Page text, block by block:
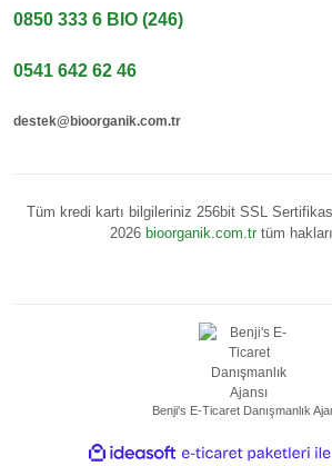
0850 333 6 BIO (246)
0541 642 62 46
destek@bioorganik.com.tr
Tüm kredi kartı bilgileriniz 256bit SSL
2026 bioorganik.com.trtüm hakları
Benji's E-Ticaret Danışmanlık
ideasoft e-